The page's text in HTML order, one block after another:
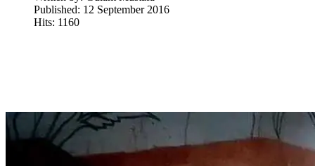
Published: 12 September 2016
Hits: 1160